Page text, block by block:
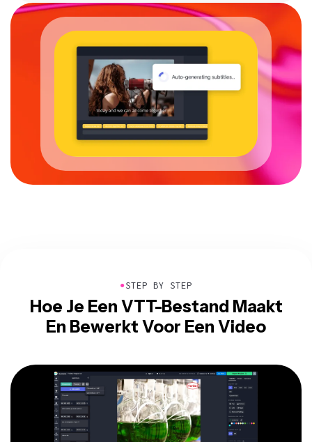
●STEP BY STEP
Hoe Je Een VTT-Bestand Maakt
En Bewerkt Voor Een Video